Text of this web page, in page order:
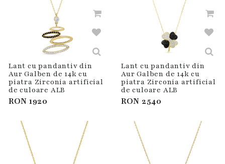
Lant cu pandantiv din
Aur Galben de 14k cu
piatra Zirconia artificial
de culoare ALB
RON1920
Lant cu pandantiv din
Aur Galben de 14k cu
piatra Zirconia artificial
de culoare ALB
RON 2540